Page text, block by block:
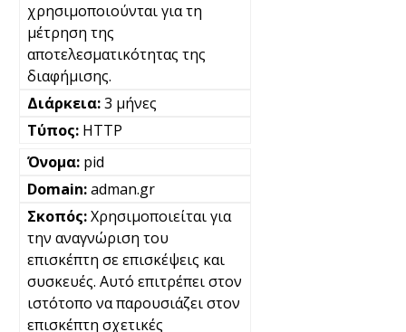
χρησιμοποιούνται για τη
μέτρηση της
αποτελεσματικότητας της
διαφήμισης.
3 μήνες
HTTP
pid
adman.gr
Χρησιμοποιείται για
την αναγνώριση του
επισκέπτη σε επισκέψεις και
συσκευές. Αυτό επιτρέπει στον
ιστότοπο να παρουσιάζει στον
επισκέπτη σχετικές